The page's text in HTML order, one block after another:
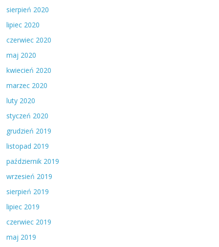
sierpień 2020
lipiec 2020
czerwiec 2020
maj 2020
kwiecień 2020
marzec 2020
luty 2020
styczeń 2020
grudzień 2019
listopad 2019
październik 2019
wrzesień 2019
sierpień 2019
lipiec 2019
czerwiec 2019
maj 2019